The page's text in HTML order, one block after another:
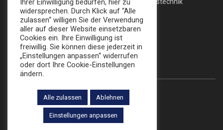
Katalog
FOLLOW US:
© 2022 Die Broker Werbe GmbH
Ihrer Einwilligung bedürfen, hier zu
widersprechen. Durch Klick auf “Alle
zulassen“ willigen Sie der Verwendung
aller auf dieser Website einsetzbaren
Cookies ein. Ihre Einwilligung ist
freiwillig. Sie können diese jederzeit in
„Einstellungen anpassen“ widerrufen
oder dort Ihre Cookie-Einstellungen
ändern.
Alle zulassen Ablehnen
Einstellungen anpassen